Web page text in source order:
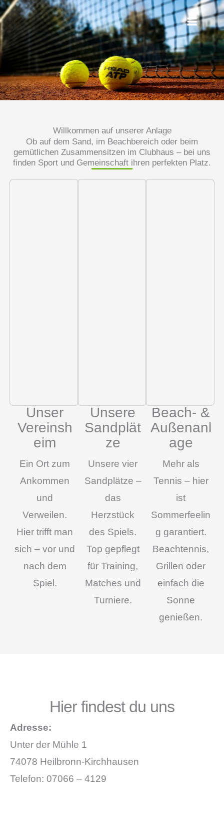
Zum
Inhalt
springen
Willkommen auf unserer Anlage
Ob auf dem Sand, im Beachbereich oder beim
gemütlichen Zusammensitzen im Clubhaus – bei uns
finden Sport und Gemeinschaft ihren perfekten Platz.
Unser
Vereinsh
eim
Ein Ort zum
Ankommen
und
Verweilen.
Hier trifft man
sich – vor und
nach dem
Spiel.
Unsere
Sandplät
ze
Unsere vier
Sandplätze –
das
Herzstück
des Spiels.
Top gepflegt
für Training,
Matches und
Turniere.
Beach- &
Außenanl
age
Mehr als
Tennis – hier
ist
Sommerfeelin
g garantiert.
Beachtennis,
Grillen oder
einfach die
Sonne
genießen.
Hier findest du uns
Adresse:
Unter der Mühle 1
74078 Heilbronn-Kirchhausen
Telefon: 07066 – 4129